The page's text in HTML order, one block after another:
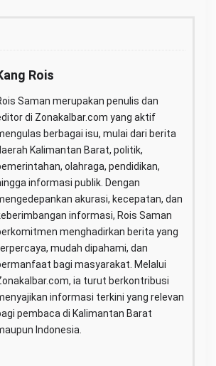
Rois
Saman merupakan penulis dan
di Zonakalbar.com yang aktif
berbagai isu, mulai dari berita
Kalimantan Barat, politik,
olahraga, pendidikan,
informasi publik. Dengan
akurasi, kecepatan, dan
informasi, Rois Saman
menghadirkan berita yang
mudah dipahami, dan
bagi masyarakat. Melalui
ia turut berkontribusi
informasi terkini yang relevan
pembaca di Kalimantan Barat
Indonesia.